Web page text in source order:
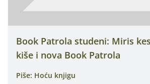
Book Patrola studeni: Miris
kiše i nova Book Patrola
Piše: Hoću knjigu